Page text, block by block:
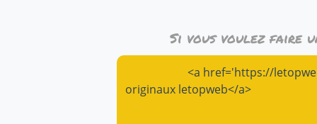
Si vous voulez faire